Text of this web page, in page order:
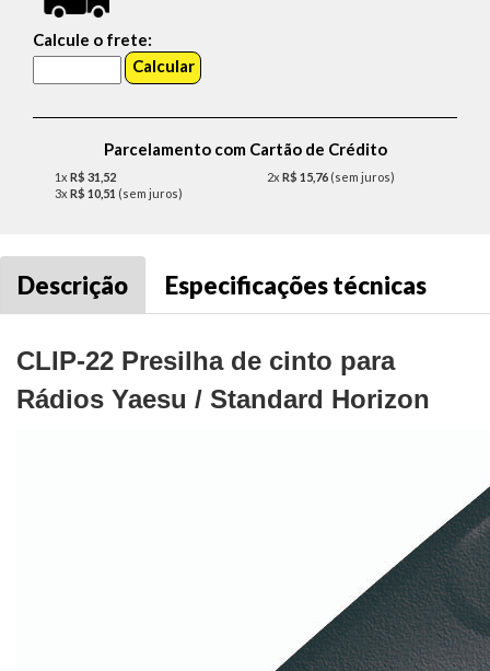
Calcule o frete:
Parcelamento com Cartão de Crédito
1x R$ 31,52 2x R$ 15,76 (sem juros)
3x R$ 10,51 (sem juros)
Descrição Especificações técnicas
CLIP-22 Presilha de cinto para
Rádios Yaesu / Standard Horizon